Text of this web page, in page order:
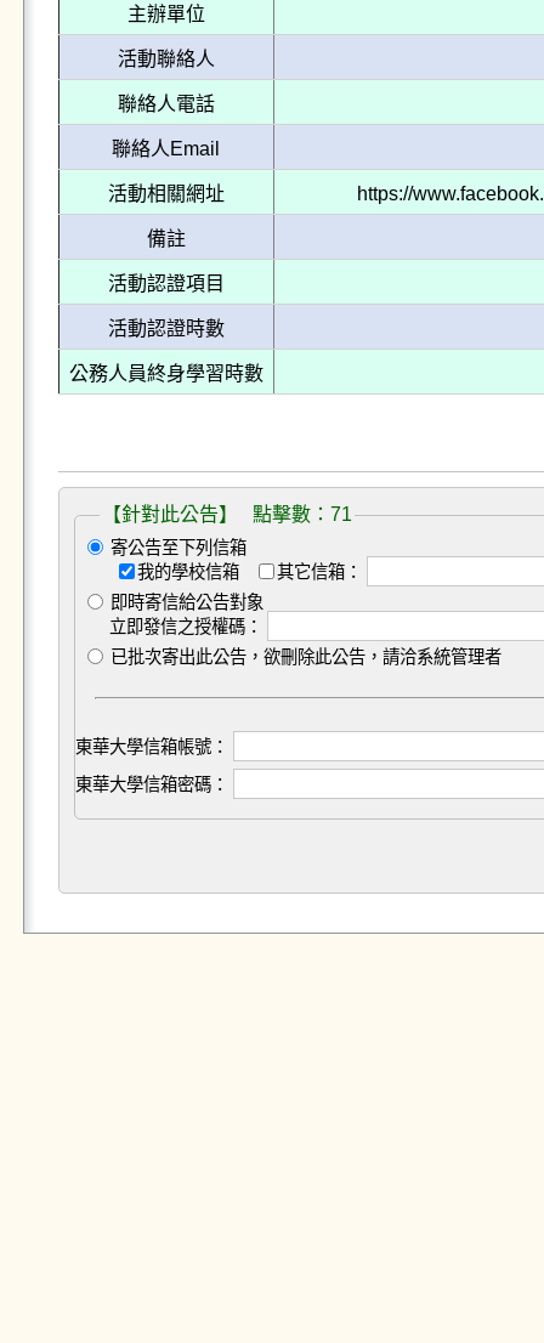
主辦單位
活動聯絡人
聯絡人電話
聯絡人Email
活動相關網址 https://
備註
活動認證項目
活動認證時數
公務人員終身學習時數
【針對此公告】 點擊數：71
寄公告至下列信箱
我的學校信箱
其它信箱：
即時寄信給公告對象
立即發信之授權碼：
已批次寄出此公告，欲刪除此公告，請洽系統管理者
東華大學信箱帳號：
東華大學信箱密碼：